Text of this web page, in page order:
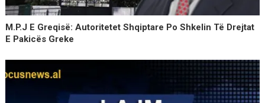
M.P.J E Greqisë: Autoritetet Shqiptare Po Shkelin Të Drejtat
E Pakicës Greke